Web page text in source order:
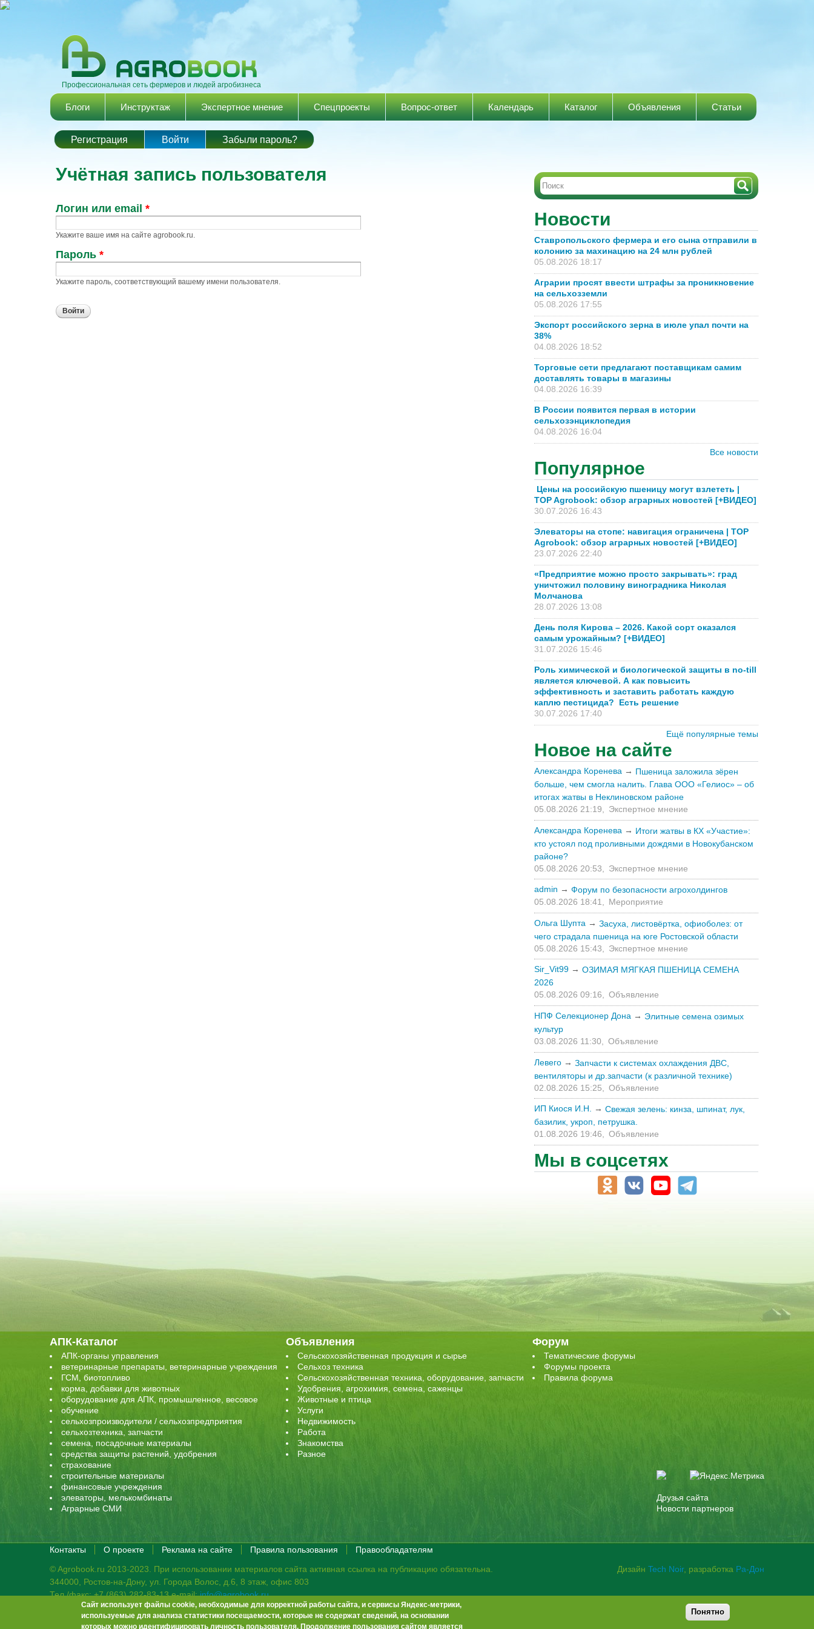
Профессиональная сеть фермеров и людей агробизнеса
Главное меню
Блоги Инструктаж Экспертное мнение Спецпроекты Вопрос-ответ Календарь Каталог Объявления Статьи
Главные вкладки
Регистрация Войти (активная вкладка)
Забыли пароль?
Учётная запись пользователя
Логин или email *
Укажите ваше имя на сайте agrobook.ru.
Пароль *
Укажите пароль, соответствующий вашему имени пользователя.
URL
Вашего
Новости
Ставропольского фермера и его сына отправили в
колонию за махинацию на 24 млн рублей
05.08.2026 18:17
Аграрии просят ввести штрафы за проникновение
на сельхозземли
05.08.2026 17:55
Экспорт российского зерна в июле упал почти на
38%
04.08.2026 18:52
Торговые сети предлагают поставщикам самим
доставлять товары в магазины
04.08.2026 16:39
В России появится первая в истории
сельхозэнциклопедия
04.08.2026 16:04
Все новости
Популярное
Цены на российскую пшеницу могут взлететь |
TOP Agrobook: обзор аграрных новостей [+ВИДЕО]
30.07.2026 16:43
Элеваторы на стопе: навигация ограничена | TOP
Agrobook: обзор аграрных новостей [+ВИДЕО]
23.07.2026 22:40
«Предприятие можно просто закрывать»: град
уничтожил половину виноградника Николая
Молчанова
28.07.2026 13:08
День поля Кирова – 2026. Какой сорт оказался
самым урожайным? [+ВИДЕО]
31.07.2026 15:46
Роль химической и биологической защиты в no-till
является ключевой. А как повысить
эффективность и заставить работать каждую
каплю пестицида? Есть решение
30.07.2026 17:40
Ещё популярные темы
Новое на сайте
Александра Коренева → Пшеница заложила зёрен
больше, чем смогла налить. Глава ООО «Гелиос» – об
итогах жатвы в Неклиновском районе
05.08.2026 21:19,
Экспертное мнение
Александра Коренева → Итоги жатвы в КХ «Участие»:
кто устоял под проливными дождями в Новокубанском
районе?
05.08.2026 20:53,
Экспертное мнение
admin → Форум по безопасности агрохолдингов
05.08.2026 18:41,
Мероприятие
Ольга Шупта → Засуха, листовёртка, офиоболез: от
чего страдала пшеница на юге Ростовской области
05.08.2026 15:43,
Экспертное мнение
Sir_Vit99 → ОЗИМАЯ МЯГКАЯ ПШЕНИЦА СЕМЕНА
2026
05.08.2026 09:16, Объявление
НПФ Селекционер Дона → Элитные семена озимых
культур
03.08.2026 11:30,
Объявление
Левего → Запчасти к системах охлаждения ДВС,
вентиляторы и др.запчасти (к различной технике)
02.08.2026 15:25,
Объявление
ИП Киося И.Н. → Свежая зелень: кинза, шпинат, лук,
базилик, укроп, петрушка.
01.08.2026 19:46,
Объявление
Мы в соцсетях
АПК-Каталог
АПК-органы управления
ветеринарные препараты, ветеринарные учреждения
ГСМ, биотопливо
корма, добавки для животных
оборудование для АПК, промышленное, весовое
обучение
сельхозпроизводители / сельхозпредприятия
сельхозтехника, запчасти
семена, посадочные материалы
средства защиты растений, удобрения
страхование
строительные материалы
финансовые учреждения
элеваторы, мелькомбинаты
Аграрные СМИ
Объявления
Сельскохозяйственная продукция и сырье
Сельхоз техника
Сельскохозяйственная техника, оборудование, запчасти
Удобрения, агрохимия, семена, саженцы
Животные и птица
Услуги
Недвижимость
Работа
Знакомства
Разное
Форум
Тематические форумы
Форумы проекта
Правила форума
Друзья сайта
Новости партнеров
Контакты О проекте Реклама на сайте Правила пользования
Правообладателям
© Agrobook.ru 2013-2023. При использовании материалов сайта активная ссылка на публикацию обязательна.
344000, Ростов-на-Дону, ул. Города Волос, д.6, 8 этаж, офис 803
Тел./факс: +7 (863) 282-83-13 e-mail:info@agrobook.ru
Возрастная категория сайта: 16+. Объявления на сайте не премодерируются.Положение о защите персональных данных
Гала Алиевна Каймакчи – редактор, тел.: (863) 282-83-13info@agrobook.ru
Дизайн Tech Noir, разработка Ра-Дон
Сайт использует файлы cookie, необходимые для корректной работы сайта, и сервисы Яндекс-метрики,
используемые для анализа статистики посещаемости, которые не содержат сведений, на основании
которых можно идентифицировать личность пользователя. Продолжение пользования сайтом является
Понятно